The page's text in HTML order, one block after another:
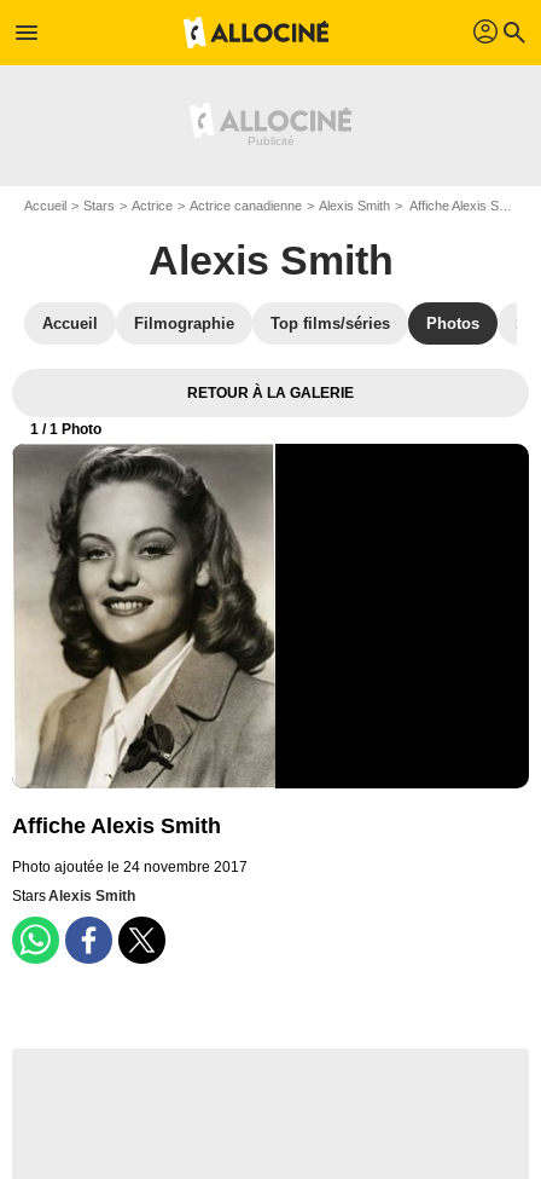
menu profil search
Accueil Stars Actrice Actrice canadienne Alexis Smith Affiche Alexis Smith
Alexis Smith
Accueil Filmographie Top films/séries Photos
RETOUR À LA GALERIE
1 / 1 Photo
Affiche Alexis Smith
Photo ajoutée le 24 novembre 2017
StarsAlexis Smith